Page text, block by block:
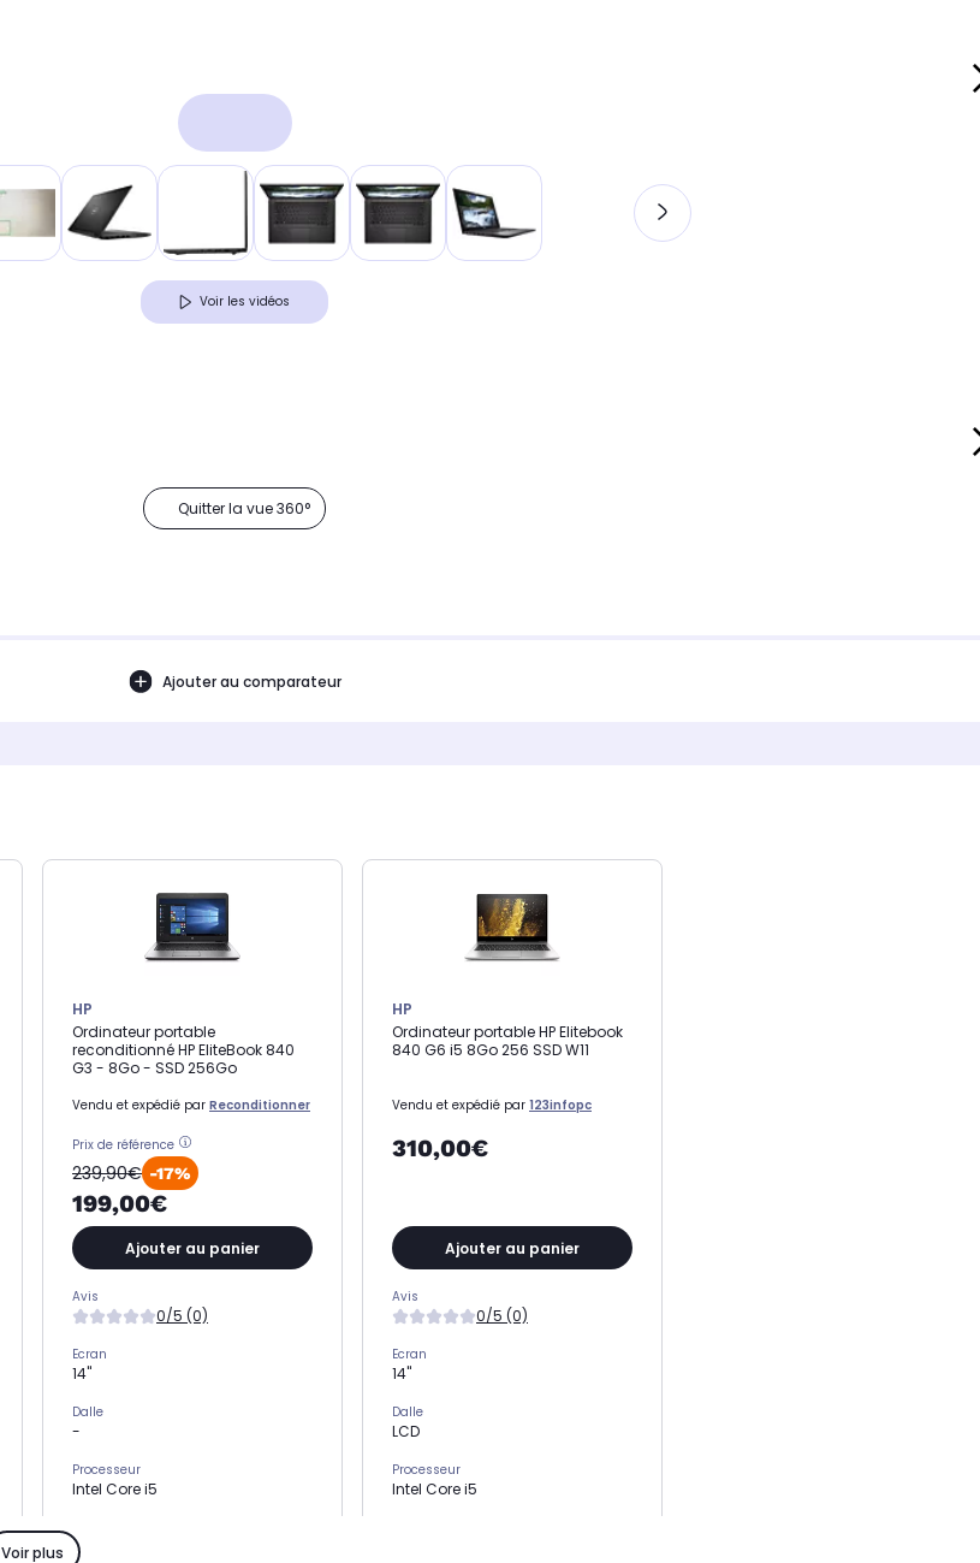
Voir les vidéos
Quitter la vue 360°
Ajouter au comparateur
HP
Ordinateur portable
reconditionné HP EliteBook 840
G3 - 8Go - SSD 256Go
Vendu et expédié par Reconditionner
Prix de référence
239,90€ -17%
199,00€
Ajouter au panier
Avis
0/5 (0)
Ecran
14"
Dalle
-
Processeur
Intel Core i5
SSD 256 Go
HP
Ordinateur portable HP Elitebook
840 G6 i5 8Go 256 SSD W11
Vendu et expédié par 123infopc
310,00€
Ajouter au panier
Avis
0/5 (0)
Ecran
14"
Dalle
LCD
Processeur
Intel Core i5
Voir plus